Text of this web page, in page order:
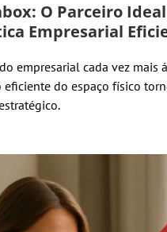
O Parceiro
Empresarial
empresarial cada vez mais
eficiente do espaço físico